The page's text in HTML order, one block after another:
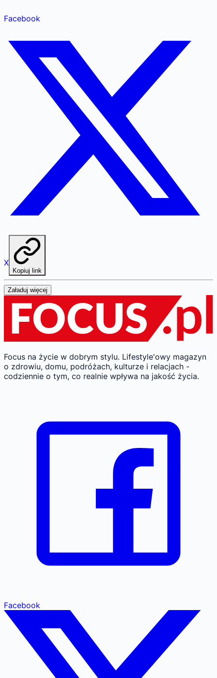
Facebook
X
Kopiuj link
Załaduj więcej
Focus na życie w dobrym stylu. Lifestyle'owy magazyn
o zdrowiu, domu, podróżach, kulturze i relacjach -
codziennie o tym, co realnie wpływa na jakość życia.
Facebook